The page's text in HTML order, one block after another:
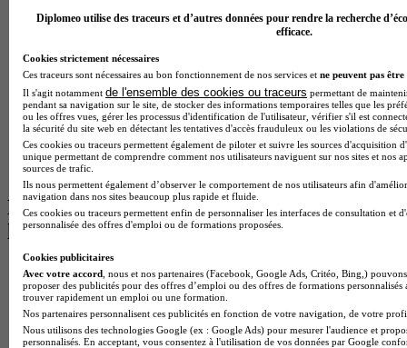
BTS Tourisme à Bordeaux
BTS Tourisme à Paris
BTS Tourisme à Toulouse
Licence Psychologie à Lille
Master Informatique à Paris
BTS Communication à Bordeaux
Master Psychologie à Angers
BTS Communication à Lyon
BTS Ndrc à Lyon
Les intitulés de diplôme par alternance
les plus recherchés
BTS Esf en alternance
BTS Dietetique en alternance
BTS Mco en alternance
BTS Pi en alternance
BTS Sp3s en alternance
Diplomeo utilise des traceurs et d’autres données pour rendre la recherche
efficace.
Cookies strictement nécessaires
Ces traceurs sont nécessaires au bon fonctionnement de nos services et ne peuvent pas être
Il s'agit notamment de l'ensemble des cookies ou traceurs permettant de
pendant sa navigation sur le site, de stocker des informations temporaires telles que les
ou les offres vues, gérer les processus d'identification de l'utilisateur, vérifier s'il est
la sécurité du site web en détectant les tentatives d'accès frauduleux ou les violations de
Ces cookies ou traceurs permettent également de piloter et suivre les sources d'acquisition
unique permettant de comprendre comment nos utilisateurs naviguent sur nos sites et nos
sources de trafic.
Ils nous permettent également d’observer le comportement de nos utilisateurs afin
navigation dans nos sites beaucoup plus rapide et fluide.
Ces cookies ou traceurs permettent enfin de personnaliser les interfaces de consultation et
personnalisée des offres d'emploi ou de formations proposées.
Cookies publicitaires
Avec votre accord , nous et nos partenaires (Facebook, Google Ads, Critéo, Bing,)
proposer des publicités pour des offres d’emploi ou des offres de formations
trouver rapidement un emploi ou une formation.
Nos partenaires personnalisent ces publicités en fonction de votre navigation, de votre
Nous utilisons des technologies Google (ex : Google Ads) pour mesurer l'audience et
personnalisés. En acceptant, vous consentez à l'utilisation de vos données par Google